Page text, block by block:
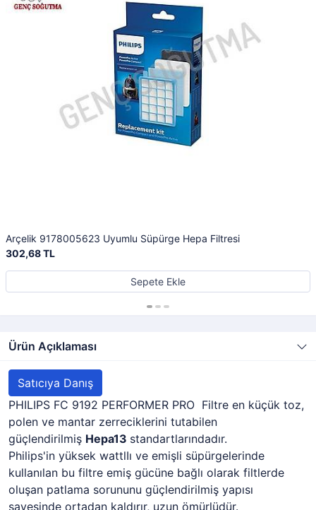
Arçelik 9178005623 Uyumlu Süpürge Hepa Filtresi
302,68 TL
Sepete Ekle
Ürün Açıklaması
Satıcıya Danış
PHILIPS FC 9192 PERFORMER PRO Filtre en küçük toz,
polen ve mantar zerreciklerini tutabilen
güçlendirilmiş Hepa13 standartlarındadır.
Philips'in yüksek wattlIı ve emişli süpürgelerinde
kullanılan bu filtre emiş gücüne bağlı olarak filtlerde
oluşan patlama sorununu güçlendirilmiş yapısı
sayesinde ortadan kaldırır, uzun ömürlüdür.